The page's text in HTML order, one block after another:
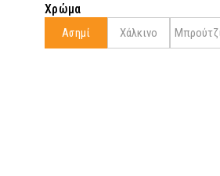
Χρώμα
Ασημί Χάλκινο